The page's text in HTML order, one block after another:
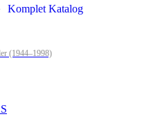
Komplet Katalog
(1944–1998)